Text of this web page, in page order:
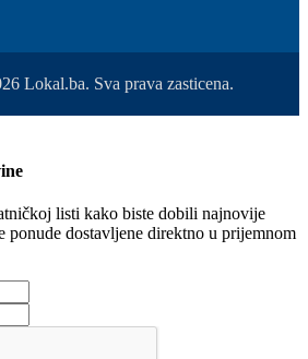
Lokal.ba. Sva prava zasticena.
listi kako biste dobili najnovije
ponude dostavljene direktno u prijemnom